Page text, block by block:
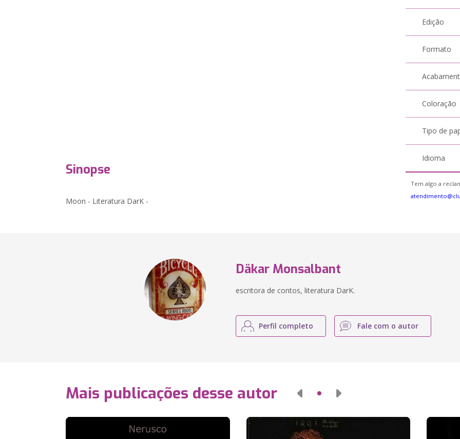
Sinopse
Moon - Literatura DarK -
Edição
Formato
Coloração
Tipo de
Idioma
Tem algo a
Däkar Monsalbant
escritora de contos, literatura DarK.
Perfil completo Fale com o autor
Mais publicações desse autor